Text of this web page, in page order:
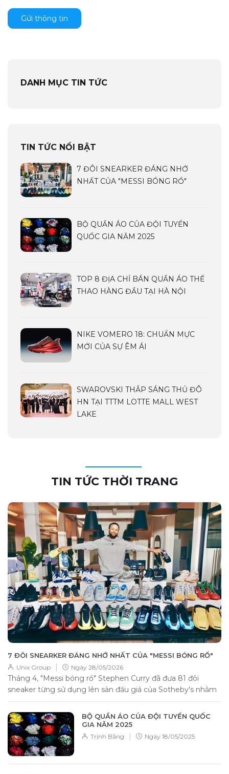
Gửi thông tin
DANH MỤC TIN TỨC
TIN TỨC NỔI BẬT
7 ĐÔI SNEARKER ĐÁNG NHỚ
NHẤT CỦA "MESSI BÓNG RỔ"
BỘ QUẦN ÁO CỦA ĐỘI TUYỂN
QUỐC GIA NĂM 2025
TOP 8 ĐỊA CHỈ BÁN QUẦN ÁO THỂ
THAO HÀNG ĐẦU TẠI HÀ NỘI
NIKE VOMERO 18: CHUẨN MỰC
MỚI CỦA SỰ ÊM ÁI
SWAROVSKI THẮP SÁNG THỦ ĐÔ
HN TẠI TTTM LOTTE MALL WEST
LAKE
TIN TỨC THỜI TRANG
7 ĐÔI SNEARKER ĐÁNG NHỚ NHẤT CỦA "MESSI BÓNG RỔ"
Unix Group Ngày 28/05/2026
Tháng 4, "Messi bóng rổ" Stephen Curry đã đưa 81 đôi
sneaker từng sử dụng lên sàn đấu giá của Sotheby's nhằm
gây quỹ từ...
BỘ QUẦN ÁO CỦA ĐỘI TUYỂN QUỐC
GIA NĂM 2025
Trịnh Bằng Ngày 18/05/2025